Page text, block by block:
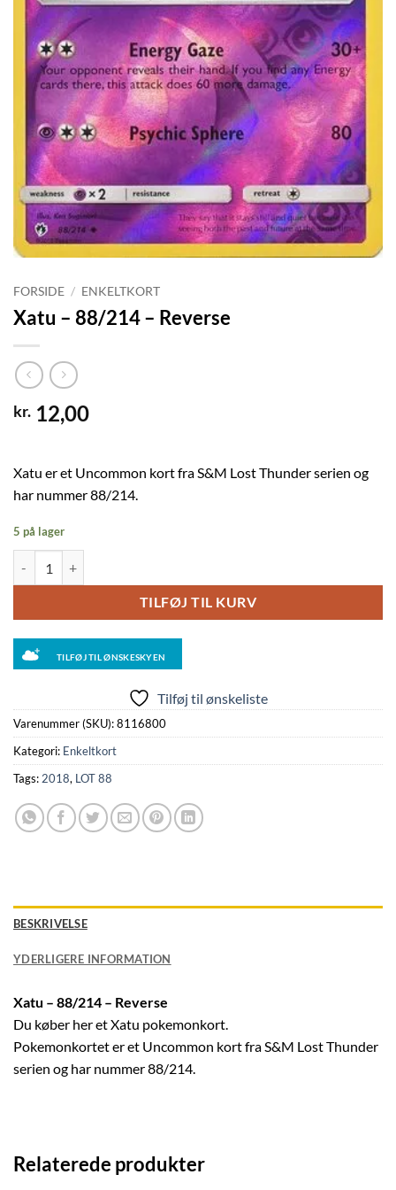
FORSIDE / ENKELTKORT
Xatu – 88/214 – Reverse
kr. 12,00
Xatu er et Uncommon kort fra S&M Lost Thunder serien og
har nummer 88/214.
5 på lager
TILFØJ TIL KURV
TILFØJ TIL ØNSKESKYEN
Tilføj til ønskeliste
Varenummer (SKU):8116800
Kategori: Enkeltkort
Tags: 2018, LOT 88
BESKRIVELSE
YDERLIGERE INFORMATION
Xatu – 88/214 – Reverse
Du køber her et Xatu pokemonkort.
Pokemonkortet er et Uncommon kort fra S&M Lost Thunder
serien og har nummer 88/214.
Relaterede produkter